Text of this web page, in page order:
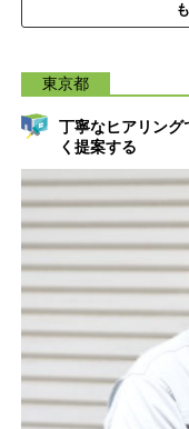
東京都
丁寧なヒアリング
く提案する